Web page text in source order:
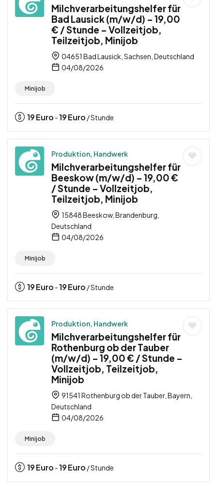
Milchverarbeitungshelfer für
Bad Lausick (m/w/d) – 19,00
€ / Stunde – Vollzeitjob,
Teilzeitjob, Minijob
04651 Bad Lausick, Sachsen, Deutschland
04/08/2026
Minijob
19Euro -19Euro / Stunde
Produktion, Handwerk
Milchverarbeitungshelfer für
Beeskow (m/w/d) – 19,00 €
/ Stunde – Vollzeitjob,
Teilzeitjob, Minijob
15848 Beeskow, Brandenburg,
Deutschland
04/08/2026
Minijob
19Euro -19Euro / Stunde
Produktion, Handwerk
Milchverarbeitungshelfer für
Rothenburg ob der Tauber
(m/w/d) – 19,00 € / Stunde –
Vollzeitjob, Teilzeitjob,
Minijob
91541 Rothenburg ob der Tauber, Bayern,
Deutschland
04/08/2026
Minijob
19Euro -19Euro / Stunde